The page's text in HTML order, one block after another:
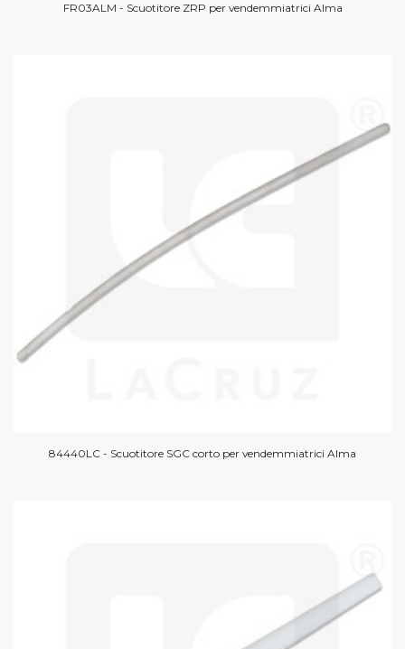
FR03ALM - Scuotitore ZRP per vendemmiatrici Alma
84440LC - Scuotitore SGC corto per vendemmiatrici Alma